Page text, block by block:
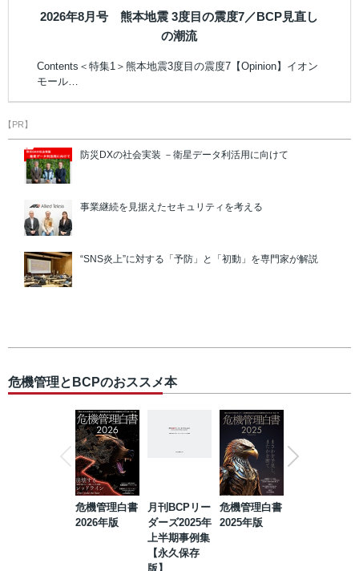
2026年8月号 熊本地震 3度目の震度7／BCP見直し
の潮流
Contents＜特集1＞熊本地震3度目の震度7【Opinion】イオン
モール…
【PR】
防災DXの社会実装 －衛星データ利活用に向けて
事業継続を見据えたセキュリティを考える
“SNS炎上”に対する「予防」と「初動」を専門家が解説
危機管理とBCPのおススメ本
危機管理白書
2026年版
月刊BCPリー
ダーズ2025年
上半期事例集
【永久保存
版】
危機管理白書
2025年版